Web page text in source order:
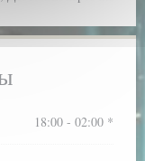
18:00 - 02:00 *